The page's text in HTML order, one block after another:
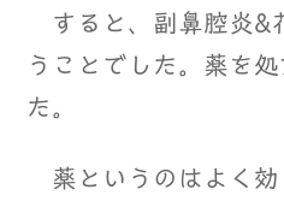
すると、副鼻腔炎&
うことでした。薬を
た。
薬というのはよく効